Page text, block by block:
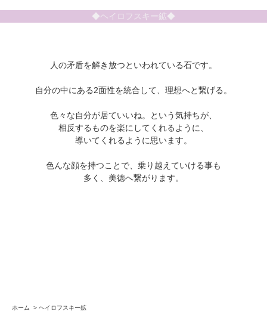
◆ヘイロフスキー鉱◆
人の矛盾を解き放つといわれている石です。
自分の中にある2面性を統合して、理想へと繋げる。
色々な自分が居ていいね。という気持ちが、
相反するものを楽にしてくれるように、
導いてくれるように思います。
色んな顔を持つことで、乗り越えていける事も
多く、美徳へ繋がります。
ホーム > ヘイロフスキー鉱